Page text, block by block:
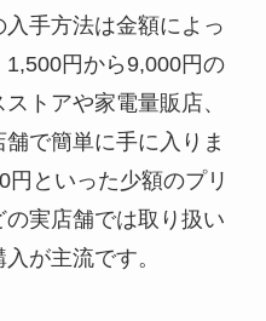
手方法は金額によっ
円から9,000円の
トアや家電量販店、
で簡単に手に入りま
といった少額のプリ
実店舗では取り扱い
が主流です。